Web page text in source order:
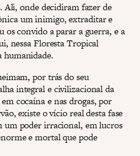
Ali, onde decidiram fazer de
um inimigo, extraditar e
os convido a parar a guerra, e a
nessa Floresta Tropical
humanidade.
por trás do seu
integral e civilizacional da
cocaína e nas drogas, por
existe o vício real desta fase
um poder irracional, em lucros
e mortal que pode